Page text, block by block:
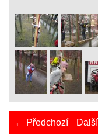
← Předchozí